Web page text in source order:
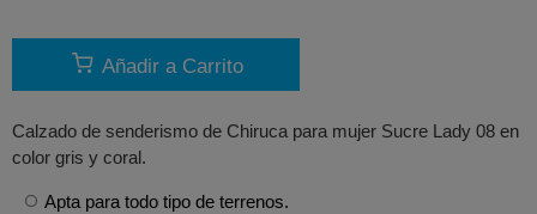
Añadir a Carrito
Calzado de senderismo de Chiruca para mujer Sucre Lady 08 en
color gris y coral.
Apta para todo tipo de terrenos.